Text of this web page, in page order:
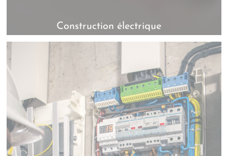
Construction électrique